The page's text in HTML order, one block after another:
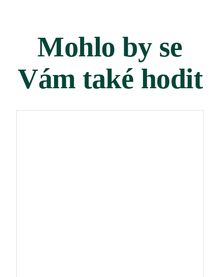
Mohlo by se
Vám také hodit